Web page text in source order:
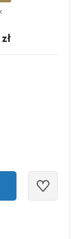
zł